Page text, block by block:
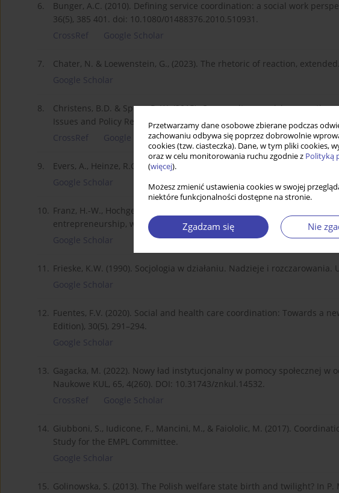
Przetwarzamy dane osobowe zbierane podczas
zachowaniu odbywa się poprzez dobrowolnie
cookies (tzw. ciasteczka). Dane, w tym pliki cookies,
oraz w celu monitorowania ruchu zgodnie z Polityką
(więcej).
Możesz zmienić ustawienia cookies w swojej
niektóre funkcjonalności dostępne na stronie.
Zgadzam się Nie
6.
Bunger, A.C. (2010). Defining service coordination: a social work
36(5), 385 401. doi: 10.1080/01488376.2010.510931.
CrossRef
Google Scholar
7.
Chater, N. & Loewenstein, G., (2023). The rhetoric of reaction,
Google Scholar
8.
Christens, B.D. & Speer, P. W. (2015). Community organizing:
Issues and Policy Review, 9(1), 193–222. DOI:10.1111/sipr.12014.
CrossRef
Google Scholar
9.
Evers, A., Heinze, R.G., & Olk, T. (eds). (2011). Handbuch Soziale Dienste.
Google Scholar
10. Franz, H.-W., Hochgerner, J., & Howaldt, J. (2012). Challenge social
entrepreneurship, welfare and civil society. Springer.
Google Scholar
11. Frieske, K.W. (1990). Socjologia w działaniu. Nadzieje i rozczarowania.
Google Scholar
12. Fuentes, F.V. (2020). Social and health care coordination: Towards a
Edition), 30(5), 291–294.
Google Scholar
13. Gagacka, M. (2022). Nowy ład instytucjonalny w pomocy społecznej
Naukowe KUL, 65, 4(260). DOI: 10.31743/znkul.14532.
CrossRef
Google Scholar
14. Giubboni, S., Iudicone, F., Mancini, M., & Faiololic, M. (2017).
Study for the EMPL Committee.
Google Scholar
15. Golinowska, S. (2013). The Polish welfare state birth and twilight? In P.